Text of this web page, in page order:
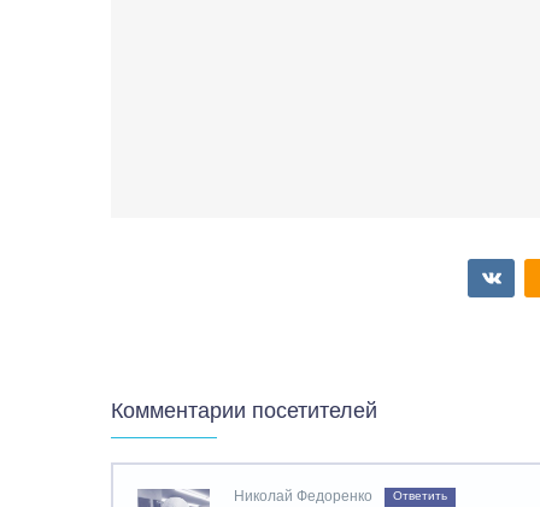
Комментарии посетителей
Николай Федоренко Ответить